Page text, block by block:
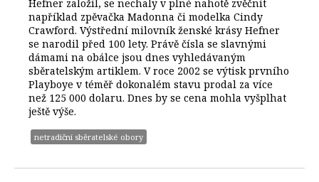
Hefner založil, se nechaly v plné nahotě zvěčnit
například zpěvačka Madonna či modelka Cindy
Crawford. Výstřední milovník ženské krásy Hefner
se narodil před 100 lety. Právě čísla se slavnými
dámami na obálce jsou dnes vyhledávaným
sběratelským artiklem. V roce 2002 se výtisk prvního
Playboye v téměř dokonalém stavu prodal za více
než 125 000 dolaru. Dnes by se cena mohla vyšplhat
ještě výše.
netradiční sběratelské obory